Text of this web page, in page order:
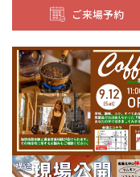
ご来場予約